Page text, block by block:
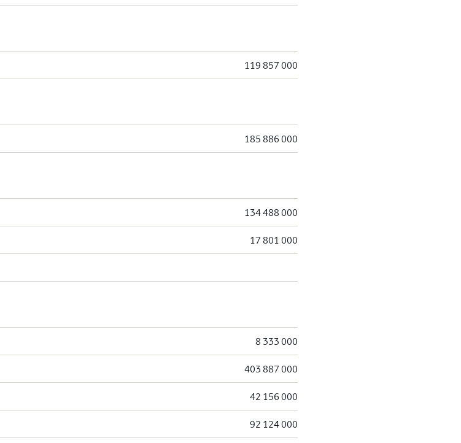
119 857 000
185 886 000
134 488 000
17 801 000
8 333 000
403 887 000
42 156 000
92 124 000